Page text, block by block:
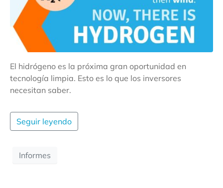
El hidrógeno es la próxima gran oportunidad en
tecnología limpia. Esto es lo que los inversores
necesitan saber.
Seguir leyendo
Informes